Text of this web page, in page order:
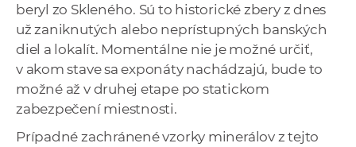
beryl zo Skleného. Sú to historické zbery z dnes
už zaniknutých alebo neprístupných banských
diel a lokalít. Momentálne nie je možné určiť,
v akom stave sa exponáty nachádzajú, bude to
možné až v druhej etape po statickom
zabezpečení miestnosti.
Prípadné zachránené vzorky minerálov z tejto